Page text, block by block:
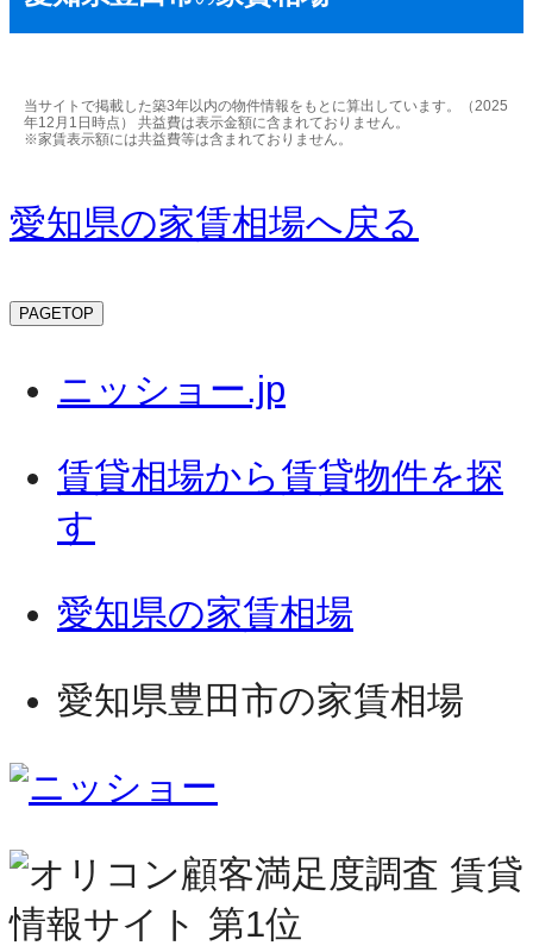
当サイトで掲載した築3年以内の物件情報をもとに算出しています。（2025
年12月1日時点） 共益費は表示金額に含まれておりません。
※家賃表示額には共益費等は含まれておりません。
愛知県の家賃相場へ戻る
PAGETOP
ニッショー.jp
賃貸相場から賃貸物件を探
す
愛知県の家賃相場
愛知県豊田市の家賃相場